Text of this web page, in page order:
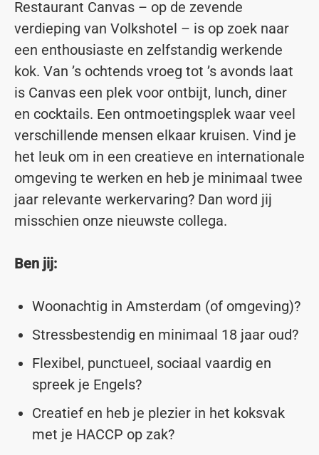
Restaurant Canvas – op de zevende
verdieping van Volkshotel – is op zoek naar
een enthousiaste en zelfstandig werkende
kok. Van ’s ochtends vroeg tot ’s avonds laat
is Canvas een plek voor ontbijt, lunch, diner
en cocktails. Een ontmoetingsplek waar veel
verschillende mensen elkaar kruisen. Vind je
het leuk om in een creatieve en internationale
omgeving te werken en heb je minimaal twee
jaar relevante werkervaring? Dan word jij
misschien onze nieuwste collega.
Ben jij:
Woonachtig in Amsterdam (of omgeving)?
Stressbestendig en minimaal 18 jaar oud?
Flexibel, punctueel, sociaal vaardig en
spreek je Engels?
Creatief en heb je plezier in het koksvak
met je HACCP op zak?